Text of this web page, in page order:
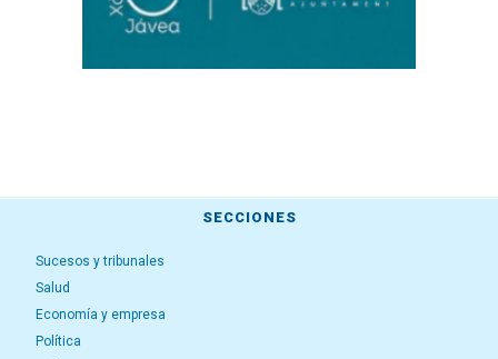
SECCIONES
Sucesos y tribunales
Salud
Economía y empresa
Política